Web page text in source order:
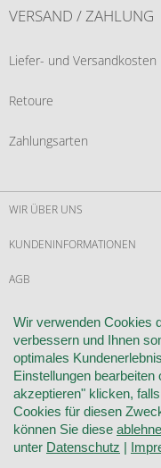
VERSAND / ZAHLUNG
Liefer- und Versandkosten
Retoure
Zahlungsarten
WIR ÜBER UNS
KUNDENINFORMATIONEN
AGB
WIDERRUF
VERTRAG WIDERRUFEN
KONTAKT
DATENSCHUTZ
COOKIE-EINSTELLUNGEN
Wir verwenden Cookies
verbessern und Ihnen
optimales
Einstellungen
akzeptieren" klicken,
Cookies für diesen
können Sie diese
unter Datenschutz |